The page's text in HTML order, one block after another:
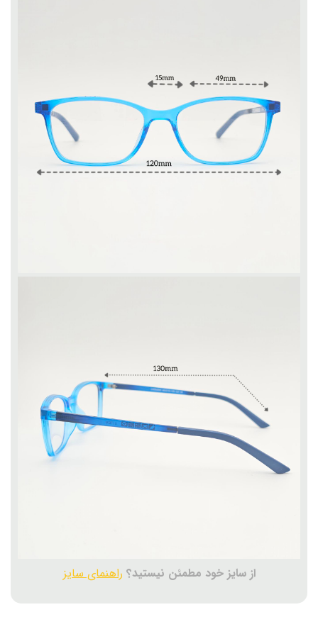
از سایز خود مطمئن نیستید؟ راهنمای سایز